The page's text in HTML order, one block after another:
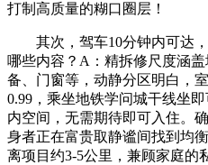
打制高质量的糊口圈层！
其次，驾车10分钟内可达，
哪些内容？A：精拆修尺度涵
备、门窗等，动静分区明白，
0.99，乘坐地铁学问城干线坐
内空间，无需期待即可入住。
身者正在富贵取静谧间找到均
离项目约3-5公里，兼顾家庭的